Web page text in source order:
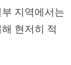
지역에서는
현저히 적